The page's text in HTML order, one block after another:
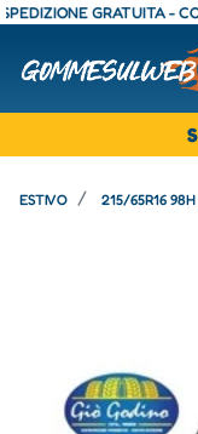
GRATUITA -
ESTIVO 215/65R16